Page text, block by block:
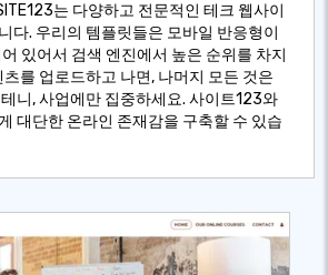
는 다양하고 전문적인 테크 웹사이
다. 우리의 템플릿들은 모바일 반응형이
있어서 검색 엔진에서 높은 순위를 차지
를 업로드하고 나면, 나머지 모든 것은
니, 사업에만 집중하세요. 사이트123와
대단한 온라인 존재감을 구축할 수 있습